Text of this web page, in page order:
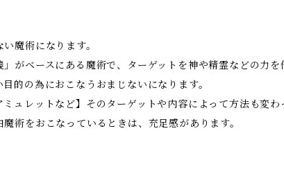
魔術になります。
がベースにある魔術で、ターゲットを神や精霊などの力
的の為におこなうおまじないになります。
ュレットなど】そのターゲットや内容によって方法も変
術をおこなっているときは、充足感があります。